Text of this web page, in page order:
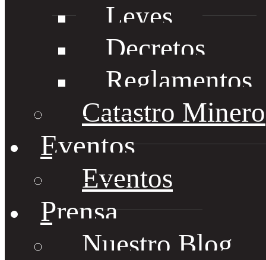
Leyes
Decretos
Reglamentos
Catastro Minero
Eventos
Eventos
Prensa
Nuestro Blog